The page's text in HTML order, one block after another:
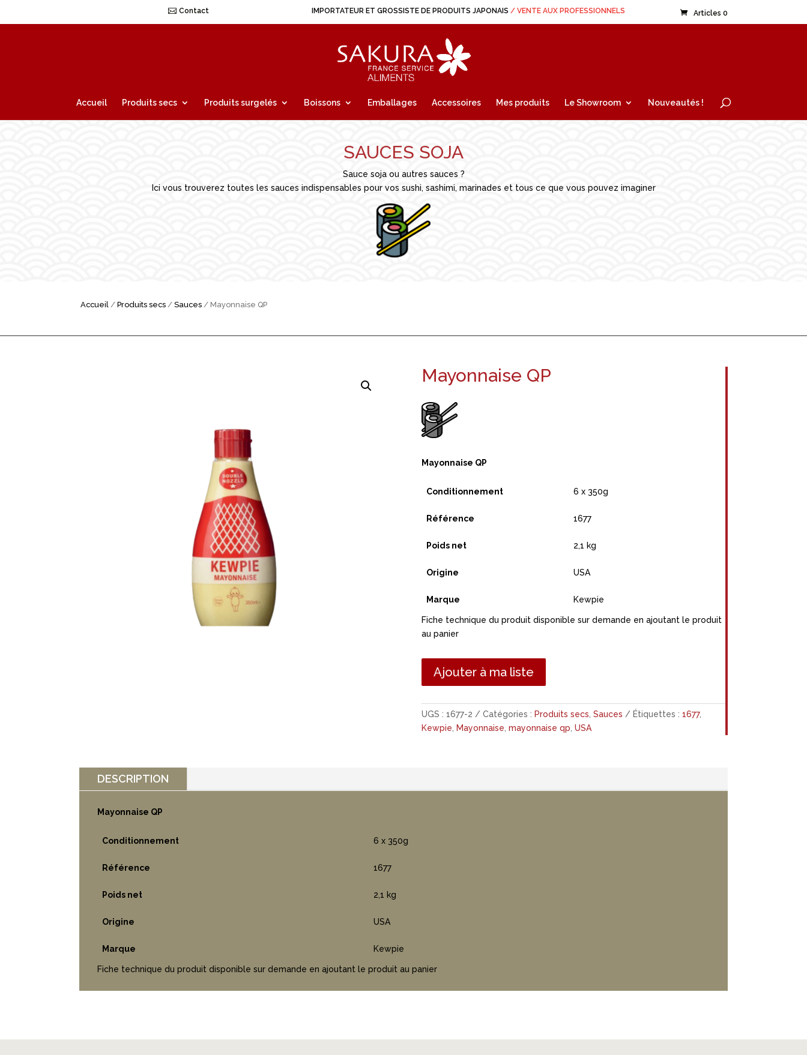
IMPORTATEUR ET GROSSISTE DE PRODUITS JAPONAIS / VENTE AUX PROFESSIONNELS
Contact Articles 0
Accueil Produits secs Produits surgelés Boissons Emballages Accessoires Mes produits Le Showroom Nouveautés !
SAUCES SOJA
Sauce soja ou autres sauces ?
Ici vous trouverez toutes les sauces indispensables pour vos sushi, sashimi, marinades et tous ce que vous pouvez imaginer
Accueil /Produits secs /Sauces / Mayonnaise QP
Mayonnaise QP
Mayonnaise QP
Conditionnement 6 x 350g
Référence 1677
Poids net 2,1 kg
Origine USA
Marque Kewpie
Fiche technique du produit disponible sur demande en ajoutant le produit
au panier
Ajouter à ma liste
UGS : 1677-2 Catégories : Produits secs, Sauces Étiquettes : 1677,
Kewpie, Mayonnaise, mayonnaise qp, USA
DESCRIPTION
Mayonnaise QP
Conditionnement 6 x 350g
Référence 1677
Poids net 2,1 kg
Origine USA
Marque Kewpie
Fiche technique du produit disponible sur demande en ajoutant le produit au panier